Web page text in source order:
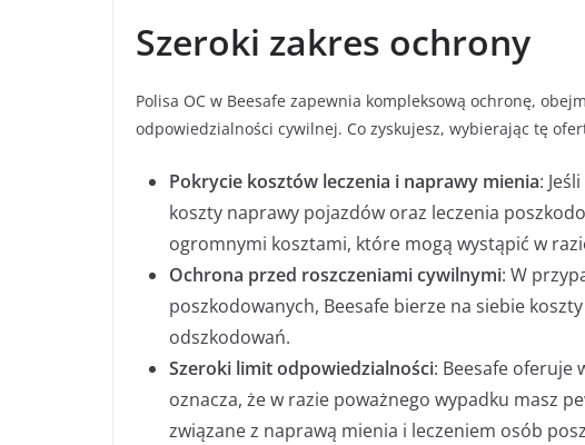
Szeroki zakres ochrony
Polisa OC w Beesafe zapewnia kompleksową ochronę,
odpowiedzialności cywilnej. Co zyskujesz, wybierając tę
Pokrycie kosztów leczenia i naprawy mienia:
koszty naprawy pojazdów oraz leczenia
ogromnymi kosztami, które mogą wystąpić w
Ochrona przed roszczeniami cywilnymi: W
poszkodowanych, Beesafe bierze na siebie
odszkodowań.
Szeroki limit odpowiedzialności: Beesafe oferuje
oznacza, że w razie poważnego wypadku masz
związane z naprawą mienia i leczeniem osób